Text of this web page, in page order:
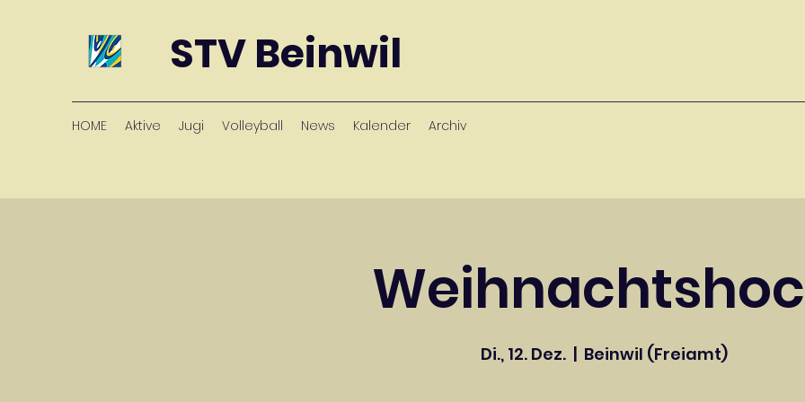
STV Beinwil
HOME Aktive Jugi Volleyball News Kalender Archiv
Di., 12. Dez.
  |
Beinwil (Freiamt)